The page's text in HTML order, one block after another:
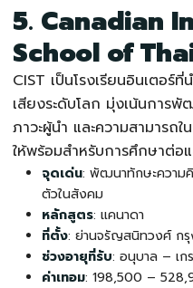
5. Canadian
School of
CIST เป็นโรงเรียนอินเตอร์ที่
เสียงระดับโลก มุ่งเน้นการ
ภาวะผู้นำ และความสามารถ
ให้พร้อมสำหรับการศึกษาต่อ
จุดเด่น: พัฒนาทักษะความคิ
ตัวในสังคม
หลักสูตร: แคนาดา
ที่ตั้ง: ย่านจรัญสนิทวงศ์ กรุ
ช่วงอายุที่รับ: อนุบาล – เก
ค่าเทอม: 198,500 –